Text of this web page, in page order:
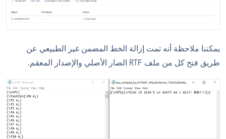
يمكننا ملاحظة أنه تمت إزالة الخط المضمن غير الطبيعي عن
طريق فتح كل من ملف RTF الضار الأصلي والإصدار المعقم.